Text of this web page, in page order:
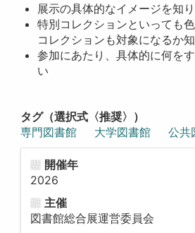
展示の具体的なイメージを知
特別コレクションといっても
コレクションも対象になるか
参加にあたり、具体的に何を
い
タグ（選択式〈推奨〉）
専門図書館
大学図書館 公共
開催年
2026
主催
図書館総合展運営委員会